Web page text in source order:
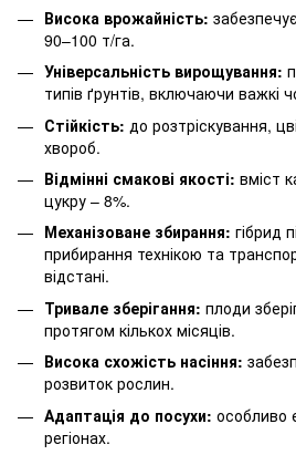
Висока врожайність:
90–100 т/га.
Універсальність вирощування:
типів ґрунтів, включаючи важкі
Стійкість: до розтріскування,
хвороб.
Відмінні смакові якості: вміст
цукру – 8%.
Механізоване збирання: гібрид
прибирання технікою та
відстані.
Тривале зберігання: плоди
протягом кількох місяців.
Висока схожість насіння:
розвиток рослин.
Адаптація до посухи: особливо
регіонах.